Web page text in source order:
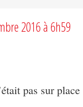
2016 à 6h59
pas sur place